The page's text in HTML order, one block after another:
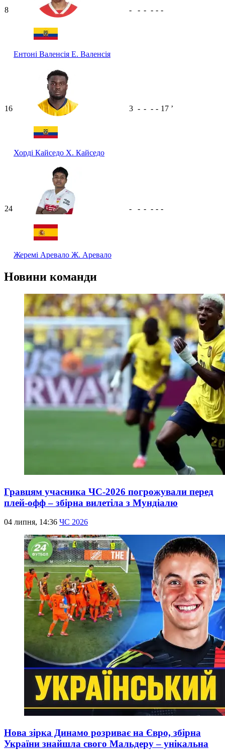
8
Ентоні Валенсія Е. Валенсія
- - - - - -
16
Хорді Кайседо Х. Кайседо
3 - - - - 17 ʼ
24
Жеремі Аревало Ж. Аревало
- - - - - -
Новини команди
Гравцям учасника ЧС-2026 погрожували перед
плей-офф – збірна вилетіла з Мундіалю
04 липня, 14:36 ЧС 2026
Нова зірка Динамо розриває на Євро, збірна
України знайшла свого Мальдеру – унікальна